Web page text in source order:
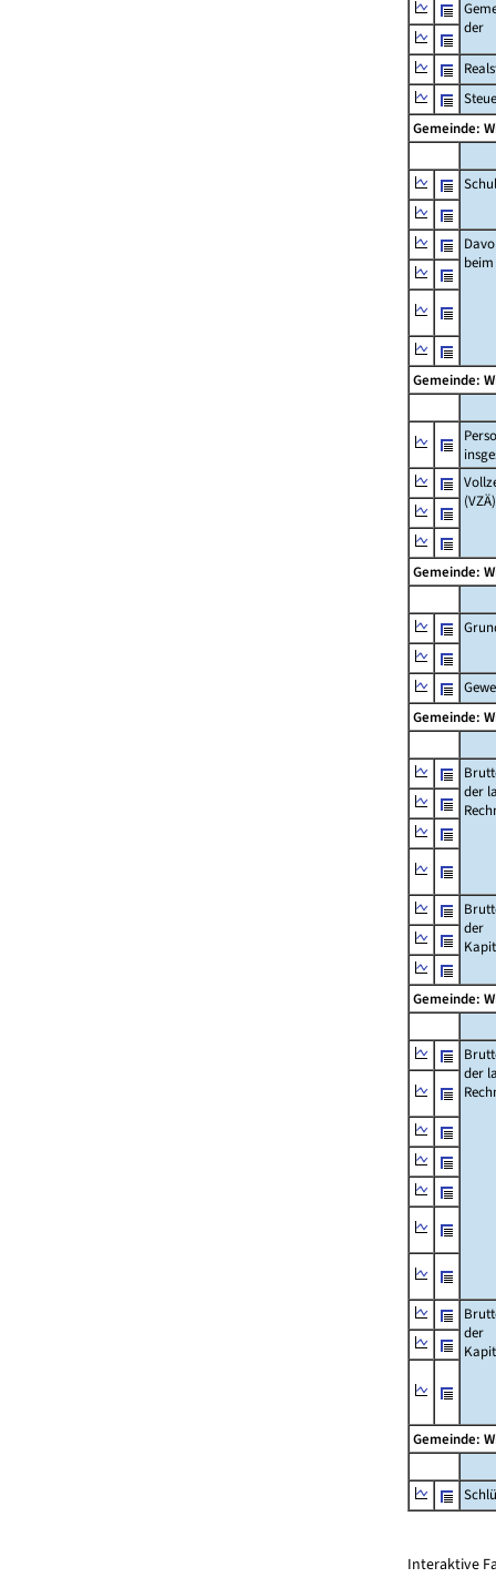
der
Gemeinde:
beim
Gemeinde:
(VZÄ)
Gemeinde:
Gemeinde:
der
der
Gemeinde:
der
der
Gemeinde:
Interaktive